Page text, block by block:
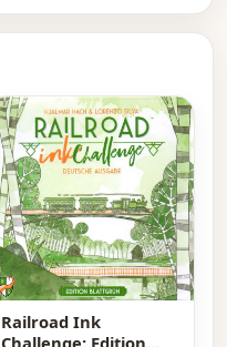
Railroad Ink
Challenge: Edition